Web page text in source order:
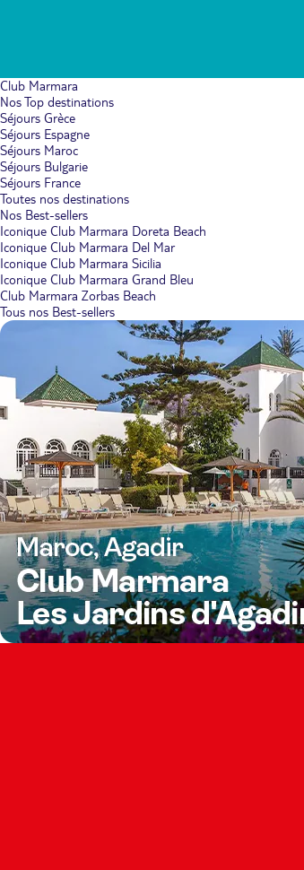
Club Marmara
Nos Top destinations
Séjours Grèce
Séjours Espagne
Séjours Maroc
Séjours Bulgarie
Séjours France
Toutes nos destinations
Nos Best-sellers
Iconique Club Marmara Doreta Beach
Iconique Club Marmara Del Mar
Iconique Club Marmara Sicilia
Iconique Club Marmara Grand Bleu
Club Marmara Zorbas Beach
Tous nos Best-sellers